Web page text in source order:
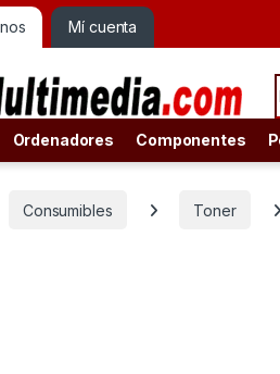
Mí cuenta
Ordenadores Componentes
Consumibles Toner